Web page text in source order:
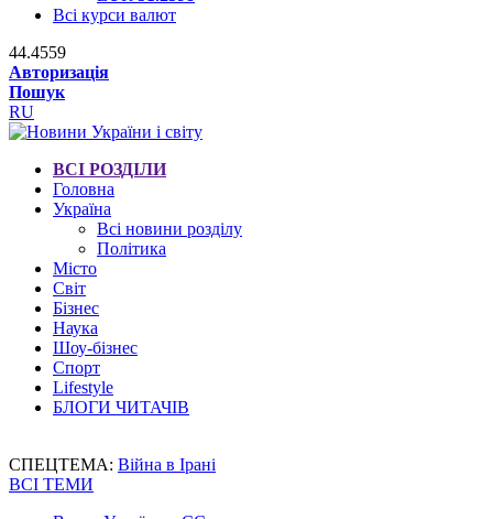
Всі курси валют
44.4559
Авторизація
Пошук
RU
ВСІ РОЗДІЛИ
Головна
Україна
Всі новини розділу
Політика
Місто
Світ
Бізнес
Наука
Шоу-бізнес
Спорт
Lifestyle
БЛОГИ ЧИТАЧІВ
СПЕЦТЕМА: Війна в Ірані
ВСІ ТЕМИ